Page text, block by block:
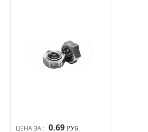
ЦЕНА ЗА : 0.69 РУБ.